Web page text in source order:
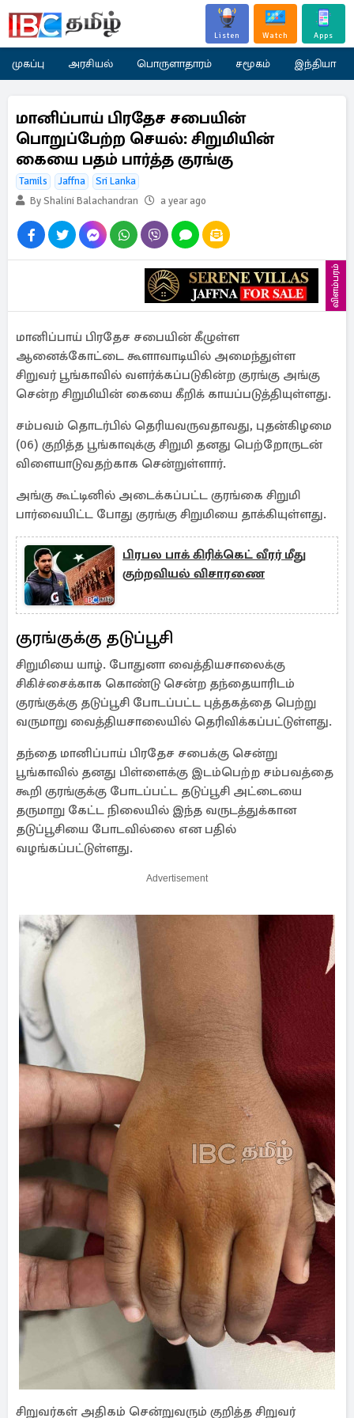
Listen Watch Apps
முகப்பு அரசியல் பொருளாதாரம் சமூகம் இந்தியா
மானிப்பாய் பிரதேச சபையின்
பொறுப்பேற்ற செயல்: சிறுமியின்
கையை பதம் பார்த்த குரங்கு
Tamils Jaffna
Sri Lanka
By Shalini Balachandran
a year ago
விளம்பரம்
மானிப்பாய் பிரதேச சபையின் கீழுள்ள
ஆனைக்கோட்டை கூளாவாடியில் அமைந்துள்ள
சிறுவர் பூங்காவில் வளர்க்கப்படுகின்ற குரங்கு அங்கு
சென்ற சிறுமியின் கையை கீறிக் காயப்படுத்தியுள்ளது.
சம்பவம் தொடர்பில் தெரியவருவதாவது, புதன்கிழமை
(06) குறித்த பூங்காவுக்கு சிறுமி தனது பெற்றோருடன்
விளையாடுவதற்காக சென்றுள்ளார்.
அங்கு கூட்டினில் அடைக்கப்பட்ட குரங்கை சிறுமி
பார்வையிட்ட போது குரங்கு சிறுமியை தாக்கியுள்ளது.
பிரபல பாக் கிரிக்கெட் வீரர் மீது
குற்றவியல் விசாரணை
குரங்குக்கு தடுப்பூசி
சிறுமியை யாழ். போதுனா வைத்தியசாலைக்கு
சிகிச்சைக்காக கொண்டு சென்ற தந்தையாரிடம்
குரங்குக்கு தடுப்பூசி போடப்பட்ட புத்தகத்தை பெற்று
வருமாறு வைத்தியசாலையில் தெரிவிக்கப்பட்டுள்ளது.
தந்தை மானிப்பாய் பிரதேச சபைக்கு சென்று
பூங்காவில் தனது பிள்ளைக்கு இடம்பெற்ற சம்பவத்தை
கூறி குரங்குக்கு போடப்பட்ட தடுப்பூசி அட்டையை
தருமாறு கேட்ட நிலையில் இந்த வருடத்துக்கான
தடுப்பூசியை போடவில்லை என பதில்
வழங்கப்பட்டுள்ளது.
Advertisement
சிறுவர்கள் அதிகம் சென்றுவரும் குறித்த சிறுவர்